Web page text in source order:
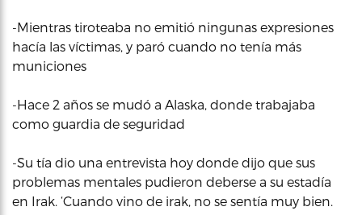
-Mientras tiroteaba no emitió ningunas expresiones
hacía las víctimas, y paró cuando no tenía más
municiones
-Hace 2 años se mudó a Alaska, donde trabajaba
como guardia de seguridad
-Su tía dio una entrevista hoy donde dijo que sus
problemas mentales pudieron deberse a su estadía
en Irak. ‘Cuando vino de irak, no se sentía muy bien.